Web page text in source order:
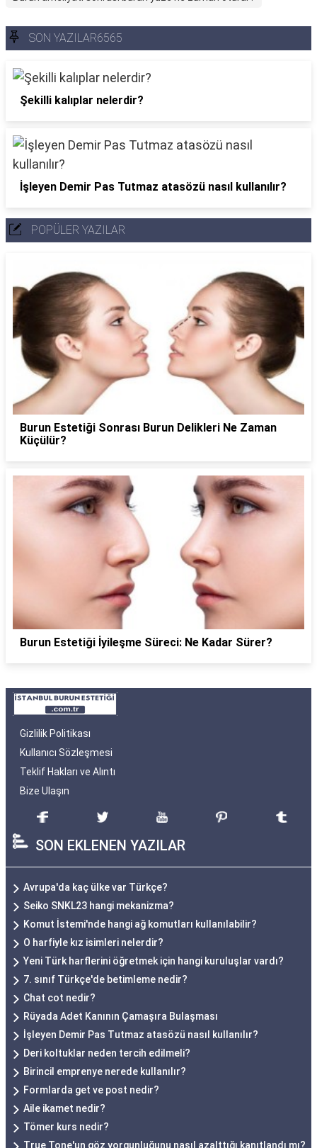
SON YAZILAR6565
Şekilli kalıplar nelerdir?
İşleyen Demir Pas Tutmaz atasözü nasıl kullanılır?
POPÜLER YAZILAR
Burun Estetiği Sonrası Burun Delikleri Ne Zaman
Küçülür?
Burun Estetiği İyileşme Süreci: Ne Kadar Sürer?
Gizlilik Politikası
Kullanıcı Sözleşmesi
Teklif Hakları ve Alıntı
Bize Ulaşın
SON EKLENEN YAZILAR
Avrupa'da kaç ülke var Türkçe?
Seiko SNKL23 hangi mekanizma?
Komut İstemi'nde hangi ağ komutları kullanılabilir?
O harfiyle kız isimleri nelerdir?
Yeni Türk harflerini öğretmek için hangi kuruluşlar vardı?
7. sınıf Türkçe'de betimleme nedir?
Chat cot nedir?
Rüyada Adet Kanının Çamaşıra Bulaşması
İşleyen Demir Pas Tutmaz atasözü nasıl kullanılır?
Deri koltuklar neden tercih edilmeli?
Birincil emprenye nerede kullanılır?
Formlarda get ve post nedir?
Aile ikamet nedir?
Tömer kurs nedir?
True Tone'un göz yorgunluğunu nasıl azalttığı kanıtlandı mı?